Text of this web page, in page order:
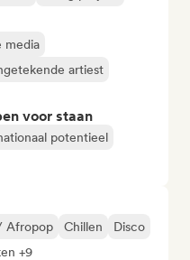
media
artiest
voor staan
potentieel
Afropop Chillen
Disco
+9